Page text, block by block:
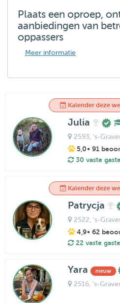
Plaats een oproep,
aanbiedingen van
oppassers
Meer informatie
Kalender deze
Julia
2593 , 's-
5,0• 91
30 vaste
Kalender deze
Patrycja
2522 , 's-
4,9• 62
22 vaste
Yara nieuw
2516, 's-